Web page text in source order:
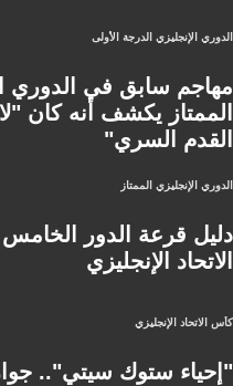
الدوري الإنجليزي الدرجة الأولى
مهاجم سابق في الدوري
الممتاز يكشف أنه كان
القدم السري"
الدوري الإنجليزي الممتاز
دليل قرعة الدور
الاتحاد الإنجليزي
كأس الاتحاد الإنجليزي
"إحياء ستوك سيتي"..